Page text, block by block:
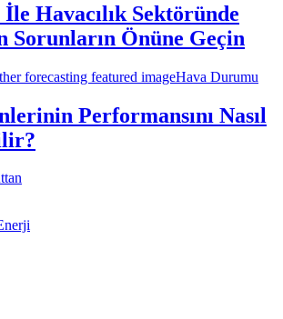
İle Havacılık Sektöründe
Sorunların Önüne Geçin
Hava Durumu
Performansını Nasıl